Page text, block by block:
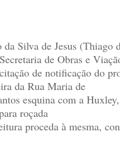
Silva de Jesus (Thiago
de Obras e
de notificação do
da Rua Maria de
esquina com a
roçada
proceda à mesma,